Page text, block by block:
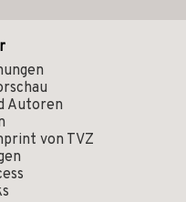
Autoren
von TVZ